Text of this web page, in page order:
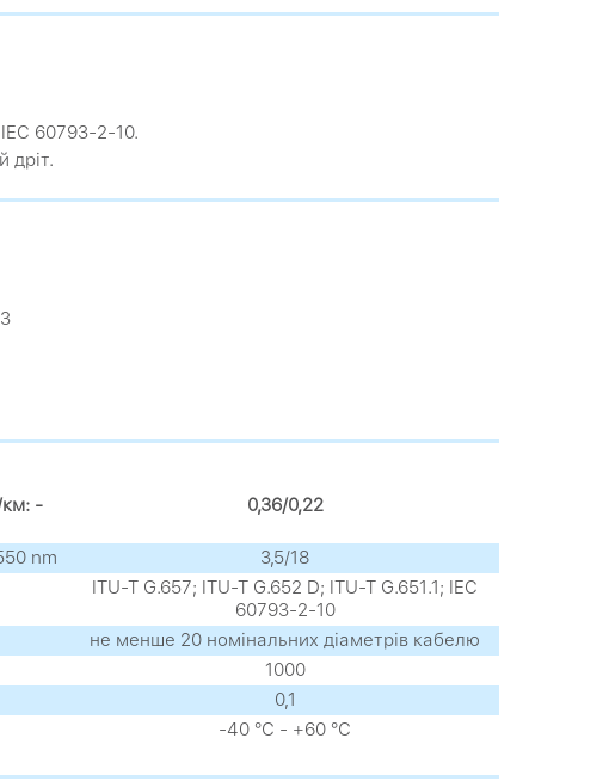
60793-2-10.
дріт.
км: -
0,36/0,22
nm
3,5/18
ITU-T G.657; ITU-T G.652 D; ITU-T G.651.1; IEC
60793-2-10
не менше 20 номінальних діаметрів кабелю
1000
0,1
-40 °С - +60 °С